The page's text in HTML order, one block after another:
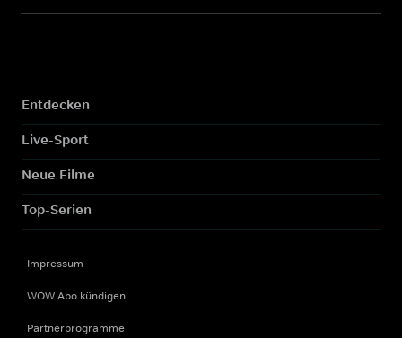
Entdecken
Live-Sport
Neue Filme
Top-Serien
Impressum
WOW Abo kündigen
Partnerprogramme